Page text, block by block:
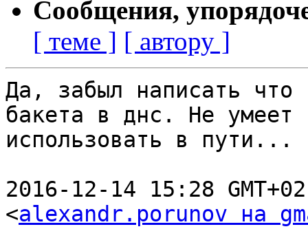
Сообщения,
[ теме ] [ автору ]
Да, забыл написать что
бакета в днс. Не умеет
использовать в пути...
2016-12-14 15:28
<alexandr.porunov на